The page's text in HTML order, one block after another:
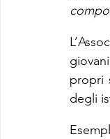
propri
degli